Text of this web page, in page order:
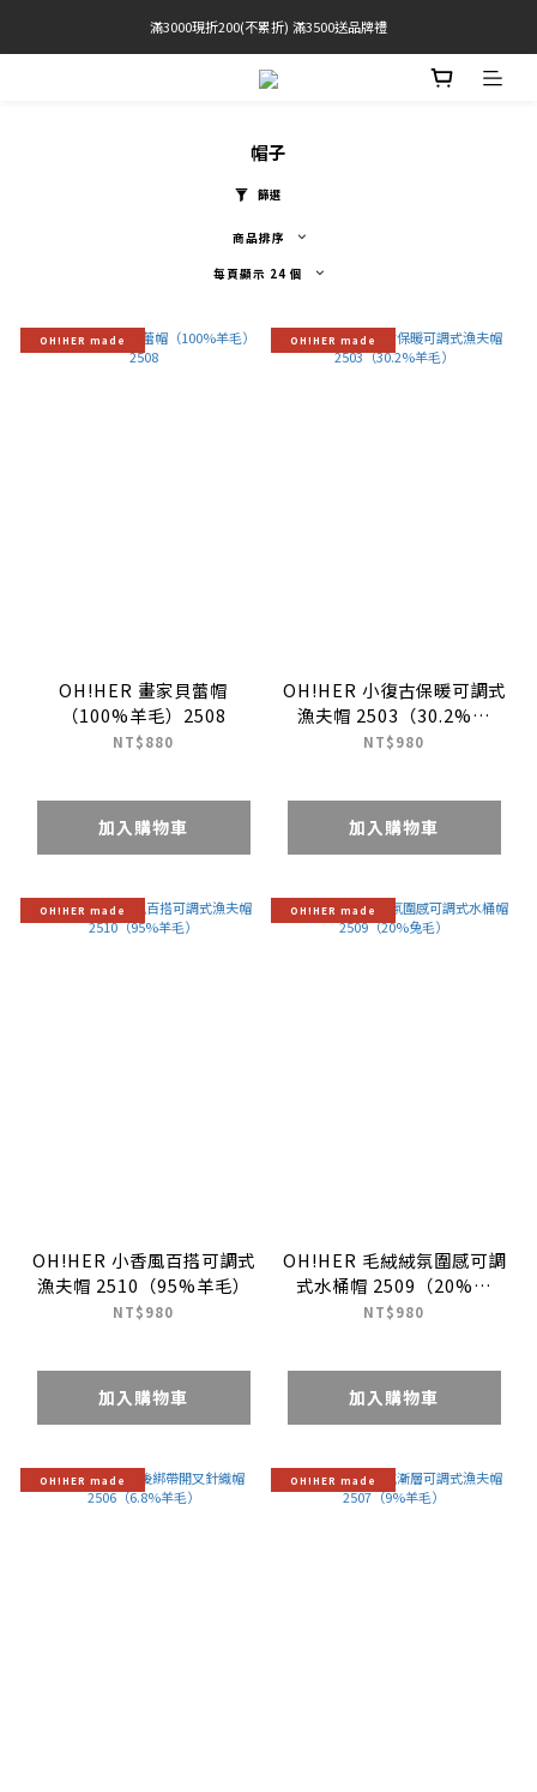
官網限定! 滿千免運(僅限台灣本島)
滿3000現折200(不累折) 滿3500送品牌禮
BRATOP專區買三送一 | 指定專區買一送一
帽子
篩選
商品排序
每頁顯示 24 個
OH!HER made
OH!HER 畫家貝蕾帽
（100%羊毛）2508
NT$880
加入購物車
OH!HER made
OH!HER 小復古保暖可調式
漁夫帽 2503（30.2%羊
毛）
NT$980
加入購物車
OH!HER made
OH!HER 小香風百搭可調式
漁夫帽 2510（95%羊毛）
NT$980
加入購物車
OH!HER made
OH!HER 毛絨絨氛圍感可調
式水桶帽 2509（20%兔
毛）
NT$980
加入購物車
OH!HER made OH!HER made